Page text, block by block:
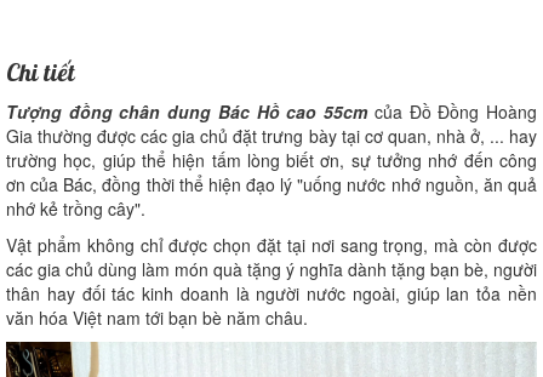
Chi tiết
Tượng đồng chân dung Bác Hồ cao 55cmcủa Đồ Đồng Hoàng
Gia thường được các gia chủ đặt trưng bày tại cơ quan, nhà ở, ... hay
trường học, giúp thể hiện tấm lòng biết ơn, sự tưởng nhớ đến công
ơn của Bác, đồng thời thể hiện đạo lý "uống nước nhớ nguồn, ăn quả
nhớ kẻ trồng cây".
Vật phẩm không chỉ được chọn đặt tại nơi sang trọng, mà còn được
các gia chủ dùng làm món quà tặng ý nghĩa dành tặng bạn bè, người
thân hay đối tác kinh doanh là người nước ngoài, giúp lan tỏa nền
văn hóa Việt nam tới bạn bè năm châu.